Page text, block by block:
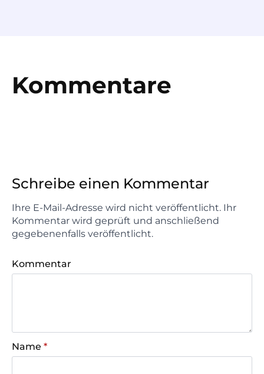
Kommentare
Schreibe einen Kommentar
Ihre E-Mail-Adresse wird nicht veröffentlicht. Ihr
Kommentar wird geprüft und anschließend
gegebenenfalls veröffentlicht.
Kommentar
Name *